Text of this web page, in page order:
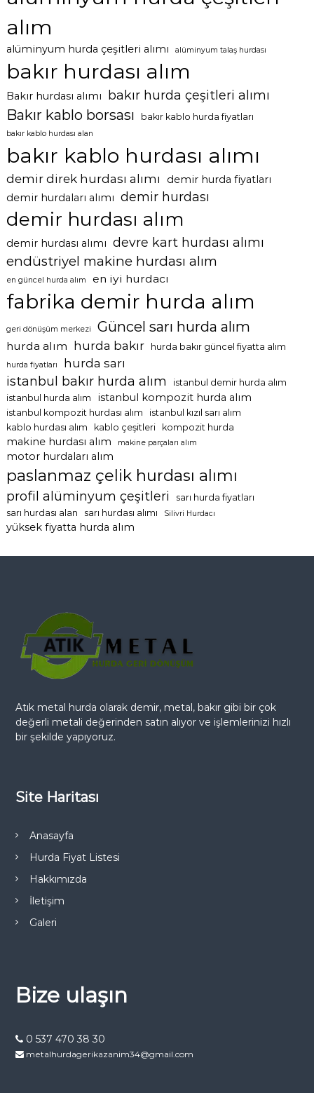
alım
alüminyum hurda çeşitleri alımı alüminyum talaş hurdası
bakır hurdası alım
Bakır hurdası alımı bakır hurda çeşitleri alımı
Bakır kablo borsası bakır kablo hurda fiyatları
bakır kablo hurdası alan
bakır kablo hurdası alımı
demir direk hurdası alımı
demir hurda fiyatları
demir hurdaları alımı demir hurdası
demir hurdası alım
demir hurdası alımı devre kart hurdası alımı
endüstriyel makine hurdası alım
en güncel hurda alım en iyi hurdacı
fabrika demir hurda alım
geri dönüşüm merkezi Güncel sarı hurda alım
hurda alım hurda bakır hurda bakır güncel fiyatta alım
hurda fiyatları hurda sarı
istanbul bakır hurda alım
istanbul demir hurda alım
istanbul hurda alım
istanbul kompozit hurda alım
istanbul kompozit hurdası alım
istanbul kızıl sarı alım
kablo hurdası alım
kablo çeşitleri kompozit hurda
makine hurdası alım makine parçaları alım
motor hurdaları alım
paslanmaz çelik hurdası alımı
profil alüminyum çeşitleri
sarı hurda fiyatları
sarı hurdası alan
sarı hurdası alımı Silivri Hurdacı
yüksek fiyatta hurda alım
Atık metal hurda olarak demir, metal, bakır gibi bir çok
değerli metali değerinden satın alıyor ve işlemlerinizi hızlı
bir şekilde yapıyoruz.
Site Haritası
Anasayfa
Hurda Fiyat Listesi
Hakkımızda
İletişim
Galeri
Bize ulaşın
0 537 470 38 30
metalhurdagerikazanim34@gmail.com